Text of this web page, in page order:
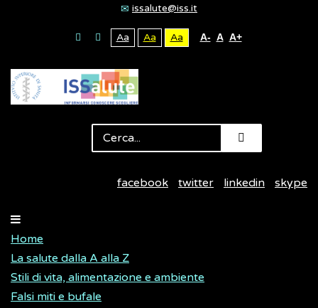
issalute@iss.it
Aa Aa Aa A- A A+
facebook twitter linkedin skype
Home
La salute dalla A alla Z
Stili di vita, alimentazione e ambiente
Falsi miti e bufale